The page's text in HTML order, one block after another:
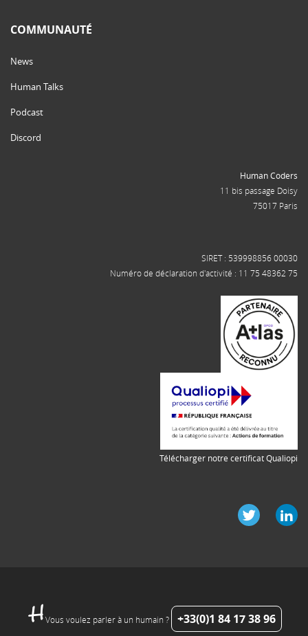
COMMUNAUTÉ
News
Human Talks
Podcast
Discord
Human Coders
11 bis passage Doisy
75017 Paris
SIRET : 539998856 00030
Numéro de déclaration d'activité : 11 75 48362 75
Télécharger notre certificat Qualiopi
Vous voulez parler à un humain ? +33(0)1 84 17 38 96